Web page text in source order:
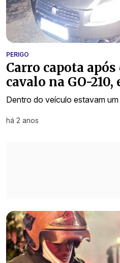
PERIGO
Carro capota
cavalo na GO-210,
Dentro do veículo estavam
há 2 anos